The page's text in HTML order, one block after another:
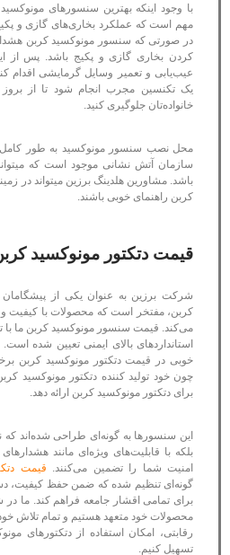
با وجود اینکه بهترین سنسورهای
مهم است که عملکرد بخاری‌های گازی و
در صورتی که سنسور مونوکسید کربن هشدار
کردن بخاری گازی و پکیج باشد. پس از
عیب‌یابی و تعمیر وسایل گرمایشی اقدام
یک تکنسین مجرب انجام شود تا از
خانواده‌تان جلوگیری کنید.
محل نصب سنسور مونوکسید به طور
سازمان آتش نشانی موجود است که
باشد. مشاورین هلدینگ برزین میتواند در
کربن راهنمای خوبی باشند.
قیمت دتکتور مونوکسید
شرکت برزین به عنوان یکی از پیشگامان
کربن، مفتخر است که محصولات با کیفیت و
می‌کند. قیمت سنسور مونوکسید کربن ما با
استانداردهای بالای ایمنی تعیین شده
خوبی در قیمت دتکتور مونوکسید کربن
چون خود تولید کننده دتکتور مونوکسید
برای دتکتور مونوکسید کربن ارائه دهد.
این سنسورها به گونه‌ای طراحی شده‌اند که
بلکه با قابلیت‌های ویژه‌ای مانند
امنیت شما را تضمین می‌کنند. قیمت
گونه‌ای تنظیم شده که ضمن حفظ کیفیت،
برای تمامی اقشار جامعه فراهم کند. ما
محصولات خود متعهد هستیم و تمام تلاش خود
رقابتی، امکان استفاده از دتکتورهای
تسهیل کنیم.